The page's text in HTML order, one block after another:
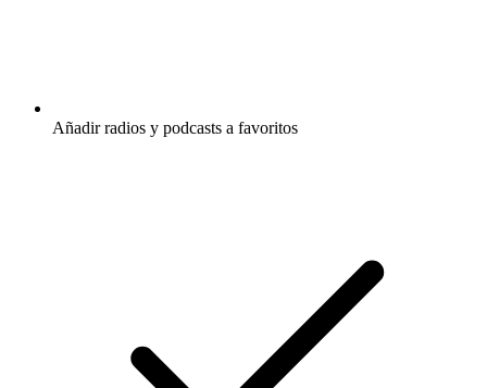
Añadir radios y podcasts a favoritos